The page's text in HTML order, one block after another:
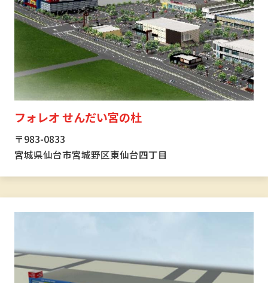
フォレオ せんだい宮の杜
〒983-0833
宮城県仙台市宮城野区東仙台四丁目